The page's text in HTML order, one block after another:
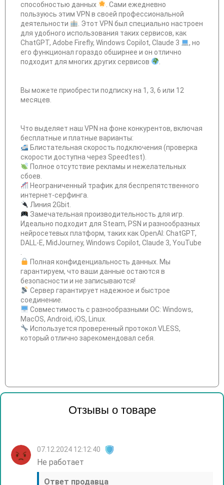
способностью данных
. Сами ежедневно
пользуюсь этим VPN в своей профессиональной
деятельности
. Этот VPN был специально настроен
для удобного использования таких сервисов, как
ChatGPT, Adobe Firefly, Windows Copilot, Claude 3
, но
его функционал гораздо обширнее и он отлично
подходит для многих других сервисов
Вы можете приобрести подписку на 1, 3, 6 или 12
месяцев.
Что выделяет наш VPN на фоне конкурентов, включая
бесплатные и платные варианты:
Блистательная скорость подключения (проверка
скорости доступна через Speedtest).
Полное отсутствие рекламы и нежелательных
сбоев.
Неограниченный трафик для беспрепятственного
интернет-серфинга.
Линия 2Gbit.
Замечательная производительность для игр.
Идеально подходит для Steam, PSN и разнообразных
нейросетевых платформ, таких как OpenAI: ChatGPT,
DALL-E, MidJourney, Windows Copilot, Claude 3, YouTube
Полная конфиденциальность данных. Мы
гарантируем, что ваши данные остаются в
безопасности и не записываются!
Сервер гарантирует надежное и быстрое
соединение.
Совместимость с разнообразными ОС: Windows,
MacOS, Android, iOS, Linux.
Используется проверенный протокол VLESS,
который отлично зарекомендовал себя.
Отзывы о товаре
07.12.2024 12:12:40
Не работает
Ответ продавца